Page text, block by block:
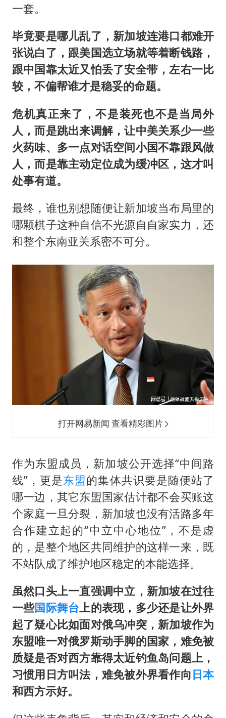
一套。
毕竟要是哪儿乱了，新加坡连港口都难开
张说白了，跟美国选立场就等着断钱路，
跟中国靠太近又怕丢了安全带，左右一比
较，不偏帮谁才是稳妥的命题。
危机真正来了，不是装死也不是当局外
人，而是跳出来调解，让中美关系少一些
火药味、多一点对话空间小国不靠跟风做
人，而是靠主动定位成为缓冲区，这才叫
处事有道。
最终，谁也别想随便让新加坡当布局里的
哪颗棋子这种自信不光源自自家实力，还
和整个东南亚关系密不可分。
打开网易新闻 查看精彩图片
作为东盟成员，新加坡公开选择“中间路
线”，更是东盟的集体共识要是随便站了
哪一边，其它东盟国家估计都不会买账这
个家庭一旦分裂，新加坡也没有活路多年
合作建立起的“中立中心地位”，不是虚
的，是整个地区共同维护的这样一来，既
不站队成了维护地区稳定的本能选择。
虽然口头上一直强调中立，新加坡在过往
一些国际舞台上的表现，多少还是让外界
起了疑心比如面对俄乌冲突，新加坡作为
东盟唯一对俄罗斯动手脚的国家，难免被
质疑是否对西方靠得太近钓鱼岛问题上，
习惯用日方叫法，难免被外界看作向日本
和西方示好。